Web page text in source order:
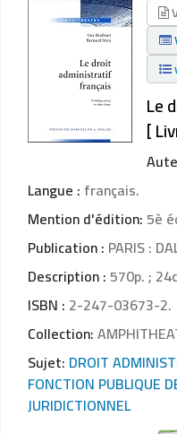
Le
[
Langue : français.
Mention d'édition:5è
Publication : PARIS :
Description :570p. ;
ISBN : 2-247-03673-2.
Collection:
Sujet: DROIT
FONCTION PUBLIQUE
JURIDICTIONNEL